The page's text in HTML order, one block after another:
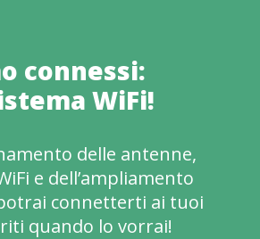
connessi:
WiFi!
delle antenne,
e dell’ampliamento
connetterti ai tuoi
quando lo vorrai!